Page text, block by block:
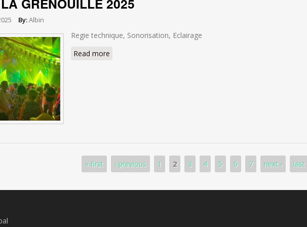
By:Albin
Regie technique, Sonorisation, Eclairage
Read more
« first ‹ previous 1 2 3 4 5 6 7 next › last